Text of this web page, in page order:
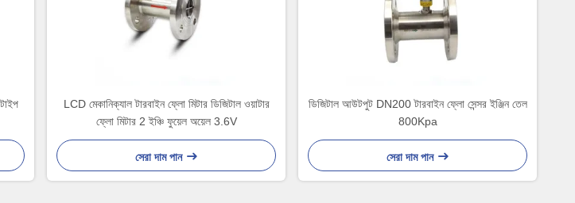
LCD মেকানিক্যাল টারবাইন ফ্লো মিটার ডিজিটাল ওয়াটার
ফ্লো মিটার 2 ইঞ্চি ফুয়েল অয়েল 3.6V
সেরা দাম পান
ডিজিটাল আউটপুট DN200 টারবাইন ফ্লো সেন্সর ইঞ্জিন তেল
800Kpa
সেরা দাম পান